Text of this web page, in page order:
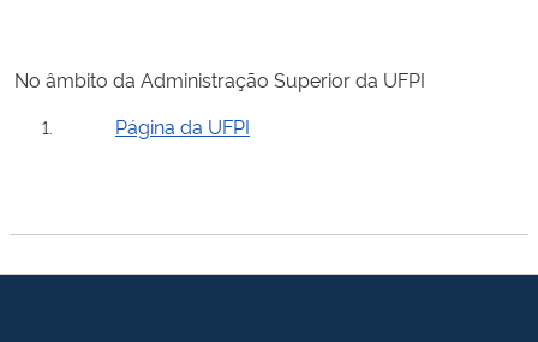
No âmbito da Administração Superior da UFPI
Página da UFPI